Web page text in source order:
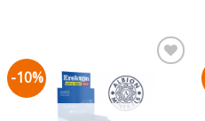
несколько
вариаций.
Опции
-10%
Pievienot vēlmju
sarakstam